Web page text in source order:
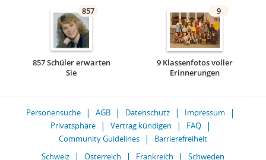
857
857 Schüler erwarten
Sie
9
9 Klassenfotos voller
Erinnerungen
Personensuche AGB Datenschutz
Impressum
Privatsphäre
Vertrag kündigen
FAQ
Community Guidelines
Barrierefreiheit
Schweiz
Österreich Frankreich Schweden